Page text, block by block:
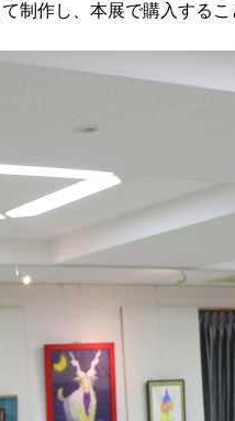
制作し、本展で購入す